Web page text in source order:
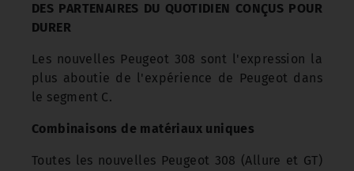
DES PARTENAIRES DU QUOTIDIEN CONÇUS POUR
DURER
Les nouvelles Peugeot 308 sont l'expression la
plus aboutie de l'expérience de Peugeot dans
le segment C.
Combinaisons de matériaux uniques
Toutes les nouvelles Peugeot 308 (Allure et GT)